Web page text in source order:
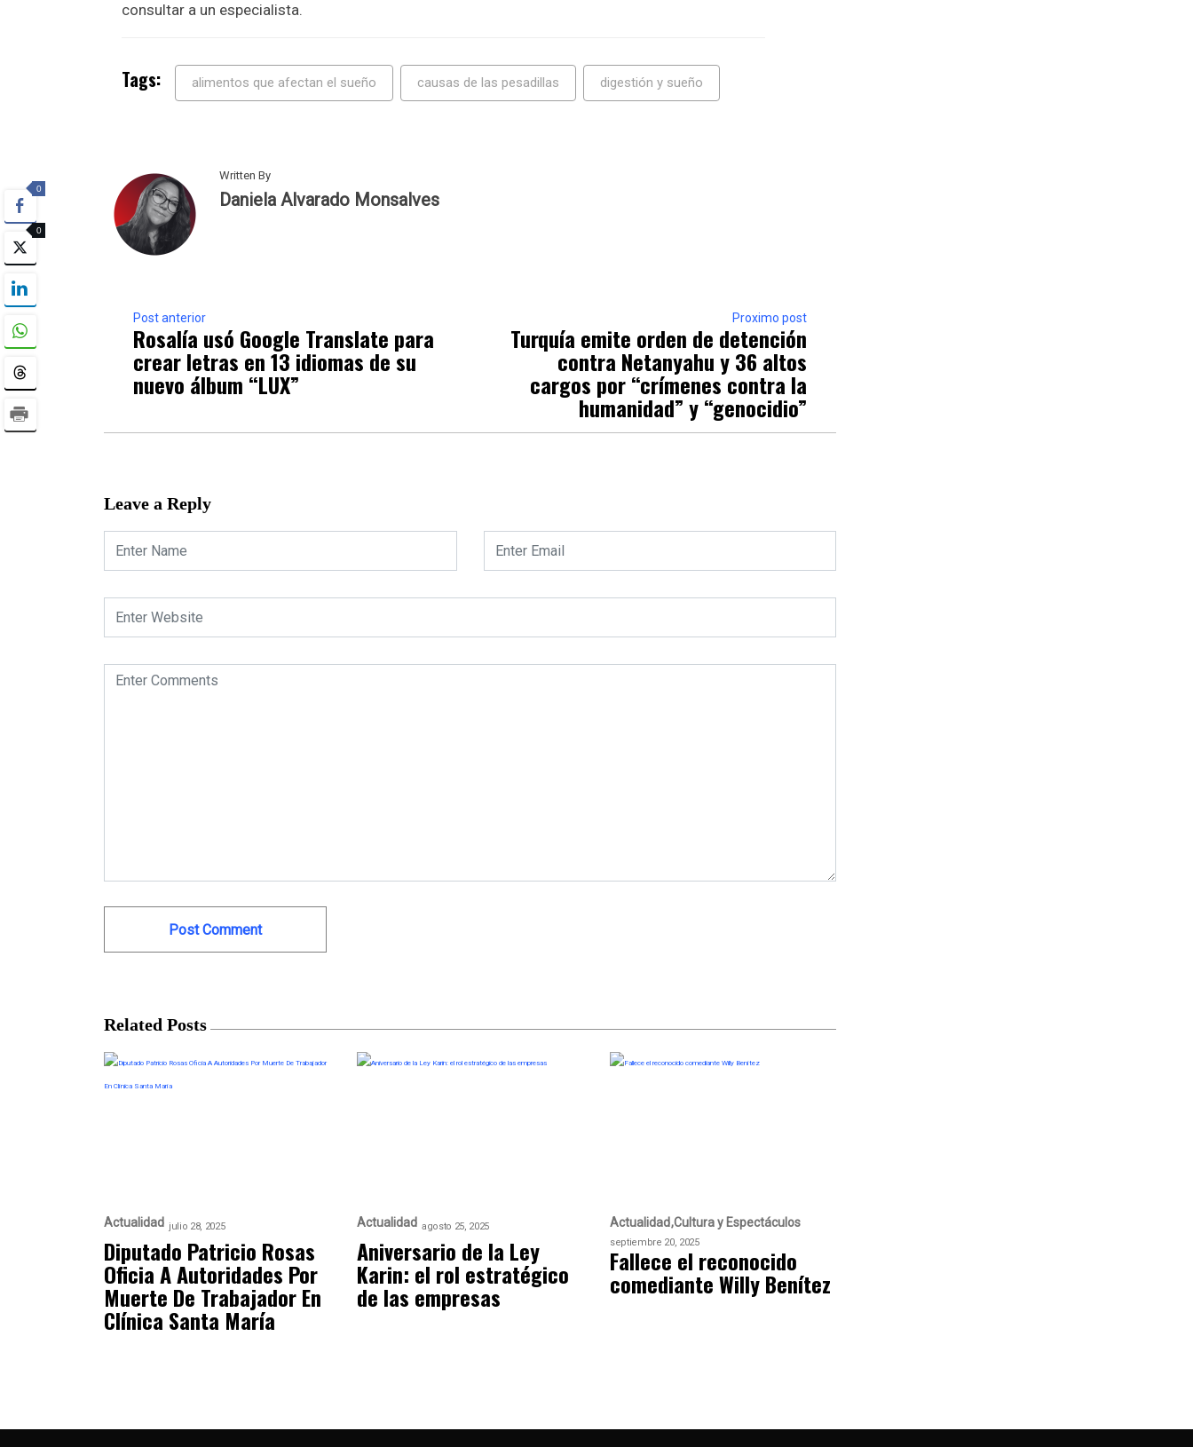
consultar a un especialista.
Tags: alimentos que afectan el sueño causas de las pesadillas digestión y sueño
Written By
Daniela Alvarado Monsalves
Post anterior
Rosalía usó Google Translate para
crear letras en 13 idiomas de su
nuevo álbum “LUX”
Proximo post
Turquía emite orden de detención
contra Netanyahu y 36 altos
cargos por “crímenes contra la
humanidad” y “genocidio”
Leave a Reply
Related Posts
Actualidad julio 28, 2025
Diputado Patricio Rosas
Oficia A Autoridades Por
Muerte De Trabajador En
Clínica Santa María
Actualidad agosto 25, 2025
Aniversario de la Ley
Karin: el rol estratégico
de las empresas
Actualidad Cultura y Espectáculos
septiembre 20, 2025
Fallece el reconocido
comediante Willy Benítez
0
0